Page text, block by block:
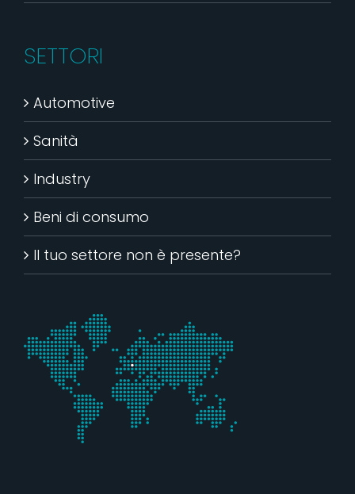
SETTORI
Automotive
Sanità
Industry
Beni di consumo
Il tuo settore non è presente?